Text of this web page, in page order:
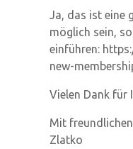
Ja, das ist eine
möglich sein,
einführen:
new-
Vielen Dank für
Mit
Zlatko